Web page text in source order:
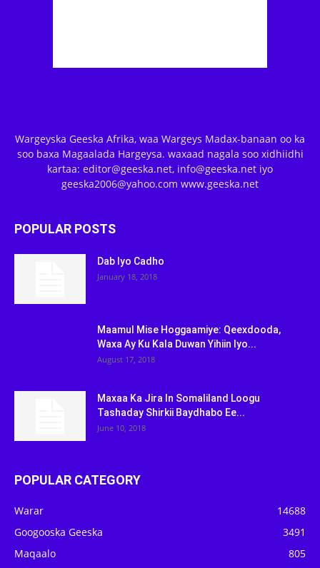
Wargeyska Geeska Afrika, waa Wargeys Madax-banaan oo ka
soo baxa Magaalada Hargeysa. waxaad nagala soo xidhiidhi
kartaa: editor@geeska.net, info@geeska.net iyo
geeska2006@yahoo.com www.geeska.net
POPULAR POSTS
Dab Iyo Cadho
January 18, 2018
Maamul Mise Hoggaamiye: Qeexdooda,
Waxa Ay Ku Kala Duwan Yihiin Iyo...
August 17, 2018
Maxaa Ka Jira In Somaliland Loogu
Tashaday Shirkii Baydhabo Ee...
June 10, 2018
POPULAR CATEGORY
Warar
14688
Googooska Geeska
3491
Maqaalo
805